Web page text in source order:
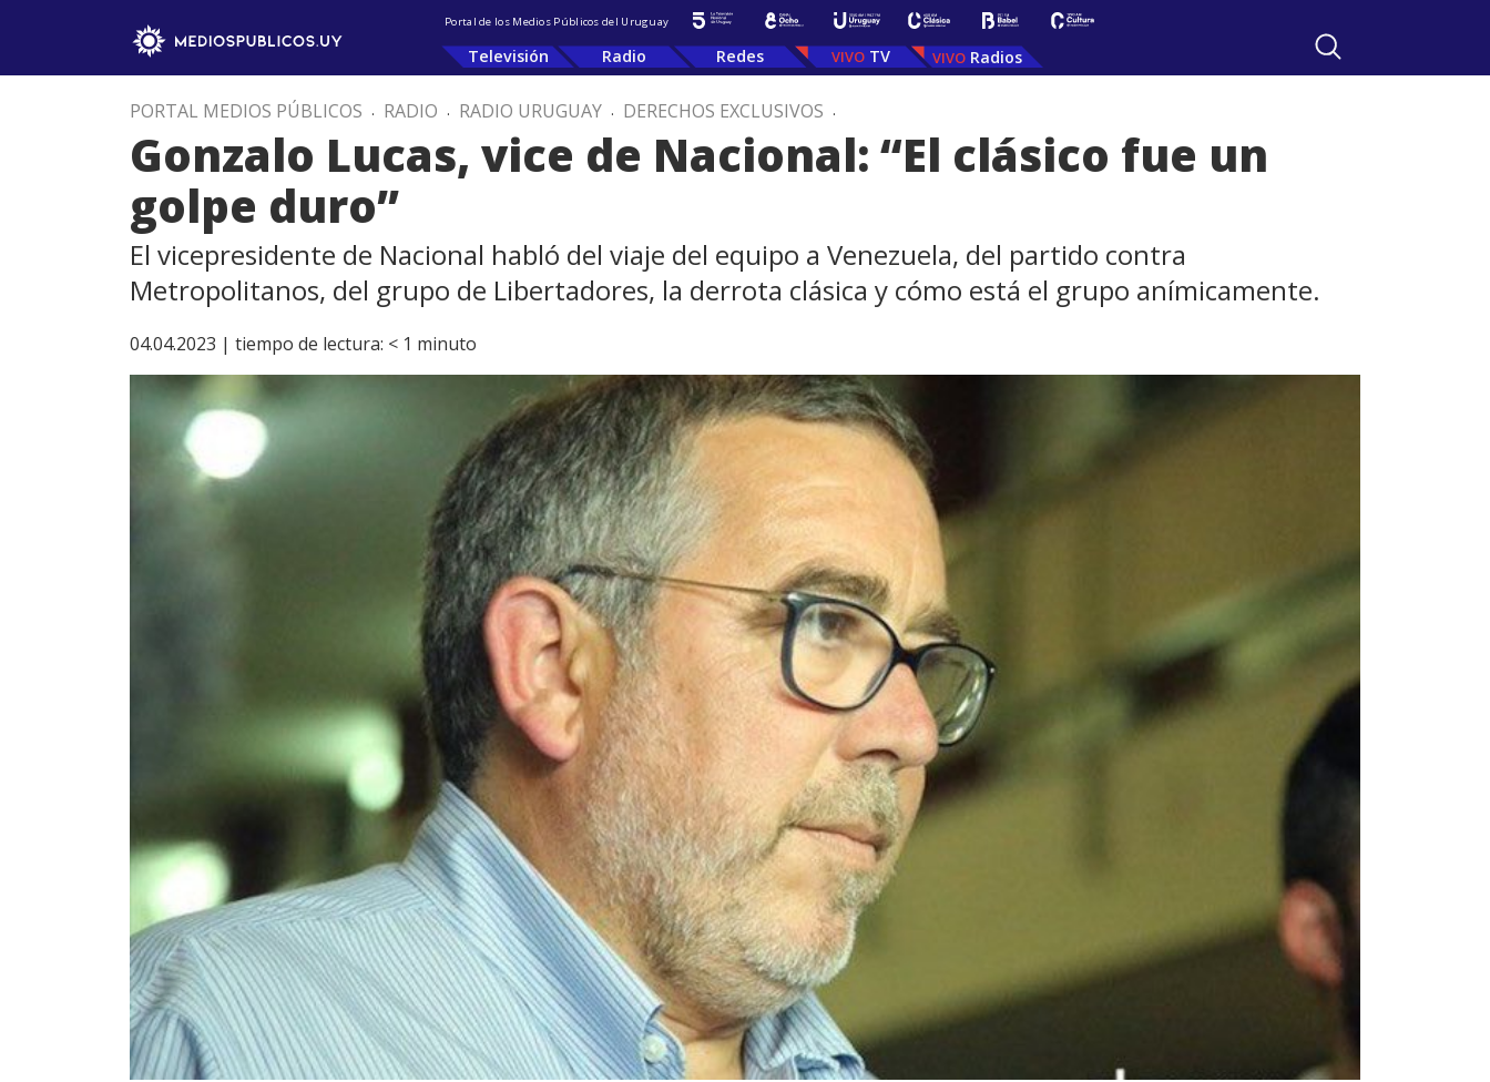
Portal de los Medios Públicos del Uruguay
Televisión Radio Redes TV Radios
PORTAL MEDIOS PÚBLICOS . RADIO . RADIO URUGUAY . DERECHOS EXCLUSIVOS .
Gonzalo Lucas, vice de Nacional: “El clásico fue un
golpe duro”
El vicepresidente de Nacional habló del viaje del equipo a Venezuela, del partido contra
Metropolitanos, del grupo de Libertadores, la derrota clásica y cómo está el grupo anímicamente.
04.04.2023 | tiempo de lectura: < 1 minuto